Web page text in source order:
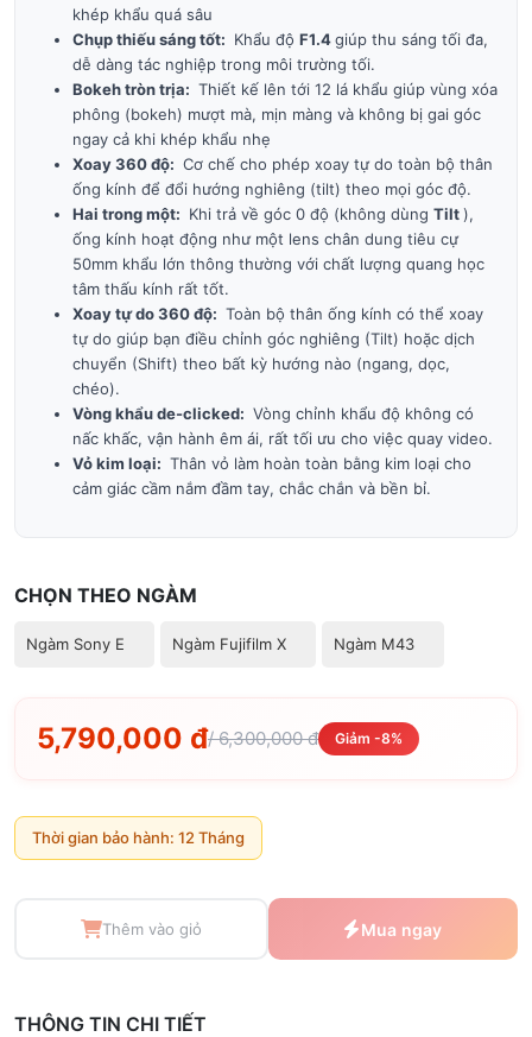
khép khẩu quá sâu
Chụp thiếu sáng tốt: Khẩu độ F1.4giúp thu sáng tối đa,
dễ dàng tác nghiệp trong môi trường tối.
Bokeh tròn trịa: Thiết kế lên tới 12 lá khẩu giúp vùng xóa
phông (bokeh) mượt mà, mịn màng và không bị gai góc
ngay cả khi khép khẩu nhẹ
Xoay 360 độ: Cơ chế cho phép xoay tự do toàn bộ thân
ống kính để đổi hướng nghiêng (tilt) theo mọi góc độ.
Hai trong một: Khi trả về góc 0 độ (không dùng Tilt),
ống kính hoạt động như một lens chân dung tiêu cự
50mm khẩu lớn thông thường với chất lượng quang học
tâm thấu kính rất tốt.
Xoay tự do 360 độ: Toàn bộ thân ống kính có thể xoay
tự do giúp bạn điều chỉnh góc nghiêng (Tilt) hoặc dịch
chuyển (Shift) theo bất kỳ hướng nào (ngang, dọc,
chéo).
Vòng khẩu de-clicked: Vòng chỉnh khẩu độ không có
nấc khấc, vận hành êm ái, rất tối ưu cho việc quay video.
Vỏ kim loại: Thân vỏ làm hoàn toàn bằng kim loại cho
cảm giác cầm nắm đầm tay, chắc chắn và bền bỉ.
CHỌN THEO NGÀM
Ngàm Sony E Ngàm Fujifilm X Ngàm M43
5,790,000 đ/ 6,300,000 đ Giảm -8%
Thời gian bảo hành: 12 Tháng
Thêm vào giỏ Mua ngay
THÔNG TIN CHI TIẾT